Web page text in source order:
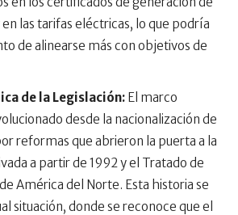
las tarifas eléctricas, lo que podría
de alinearse más con objetivos de
de la Legislación: El marco
desde la nacionalización de
reformas que abrieron la puerta a la
a partir de 1992 y el Tratado de
América del Norte. Esta historia se
situación, donde se reconoce que el